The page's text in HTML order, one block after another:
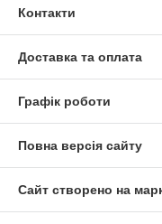
Контакти
Доставка та оплата
Графік роботи
Повна версія сайту
Сайт створено на